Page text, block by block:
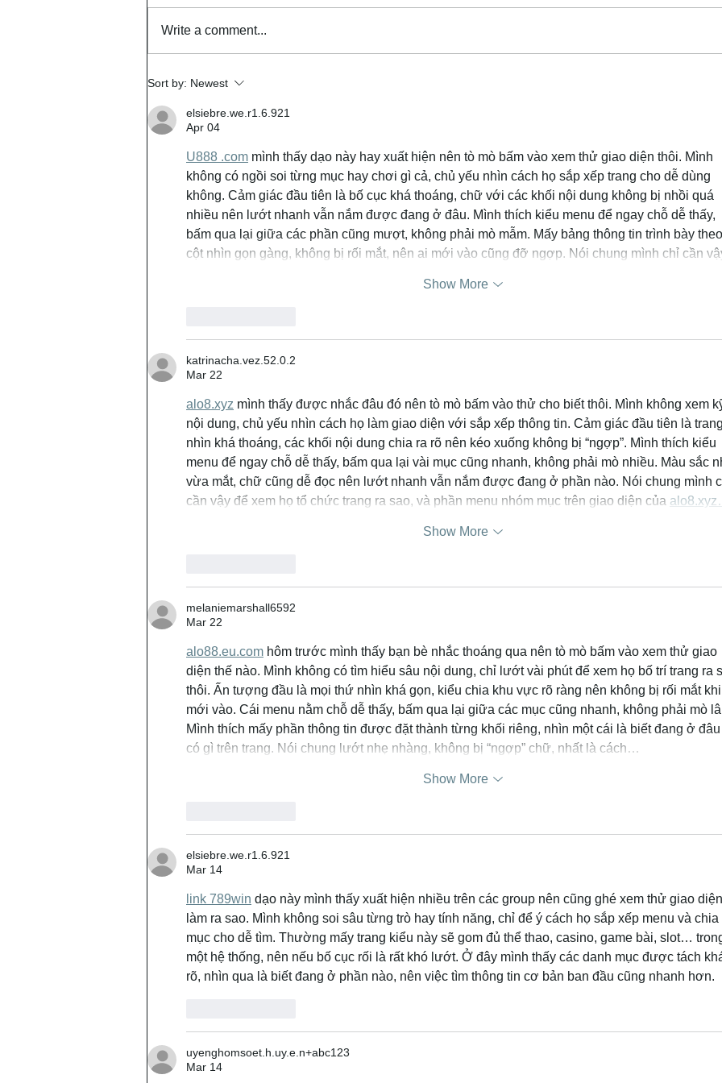
Write a comment...
Sort by: Newest
elsiebre.we.r1.6.921
Apr 04
U888 .com mình thấy dạo này hay xuất hiện nên tò mò bấm vào xem thử giao diện thôi. Mình
không có ngồi soi từng mục hay chơi gì cả, chủ yếu nhìn cách họ sắp xếp trang cho dễ dùng
không. Cảm giác đầu tiên là bố cục khá thoáng, chữ với các khối nội dung không bị nhồi quá
nhiều nên lướt nhanh vẫn nắm được đang ở đâu. Mình thích kiểu menu để ngay chỗ dễ thấy,
bấm qua lại giữa các phần cũng mượt, không phải mò mẫm. Mấy bảng thông tin trình bày theo
cột nhìn gọn gàng, không bị rối mắt, nên ai mới vào cũng đỡ ngợp. Nói chung mình chỉ cần
Show More
katrinacha.vez.52.0.2
Mar 22
alo8.xyz mình thấy được nhắc đâu đó nên tò mò bấm vào thử cho biết thôi. Mình không xem
nội dung, chủ yếu nhìn cách họ làm giao diện với sắp xếp thông tin. Cảm giác đầu tiên là trang
nhìn khá thoáng, các khối nội dung chia ra rõ nên kéo xuống không bị “ngợp”. Mình thích kiểu
menu để ngay chỗ dễ thấy, bấm qua lại vài mục cũng nhanh, không phải mò nhiều. Màu sắc
vừa mắt, chữ cũng dễ đọc nên lướt nhanh vẫn nắm được đang ở phần nào. Nói chung mình
cần vậy để xem họ tổ chức trang ra sao, và phần menu nhóm mục trên giao diện của
Show More
melaniemarshall6592
Mar 22
alo88.eu.com hôm trước mình thấy bạn bè nhắc thoáng qua nên tò mò bấm vào xem thử giao
diện thế nào. Mình không có tìm hiểu sâu nội dung, chỉ lướt vài phút để xem họ bố trí trang ra
thôi. Ấn tượng đầu là mọi thứ nhìn khá gọn, kiểu chia khu vực rõ ràng nên không bị rối mắt khi
mới vào. Cái menu nằm chỗ dễ thấy, bấm qua lại giữa các mục cũng nhanh, không phải mò
Mình thích mấy phần thông tin được đặt thành từng khối riêng, nhìn một cái là biết đang ở đâu
có gì trên trang. Nói chung lướt nhẹ nhàng, không bị “ngợp” chữ, nhất là cách…
Show More
elsiebre.we.r1.6.921
Mar 14
link 789win dạo này mình thấy xuất hiện nhiều trên các group nên cũng ghé xem thử giao
làm ra sao. Mình không soi sâu từng trò hay tính năng, chỉ để ý cách họ sắp xếp menu và chia
mục cho dễ tìm. Thường mấy trang kiểu này sẽ gom đủ thể thao, casino, game bài, slot…
một hệ thống, nên nếu bố cục rối là rất khó lướt. Ở đây mình thấy các danh mục được tách
rõ, nhìn qua là biết đang ở phần nào, nên việc tìm thông tin cơ bản ban đầu cũng nhanh hơn.
uyenghomsoet.h.uy.e.n+abc123
Mar 14